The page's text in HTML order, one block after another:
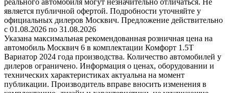
реального автомобиля могут незначительно отличаться. Не
является публичной офертой. Подробности уточняйте у
официальных дилеров Москвич. Предложение действительно
с 01.08.2026 по 31.08.2026
Указана максимальная рекомендованная розничная цена на
автомобиль Москвич 6 в комплектации Комфорт 1.5T
Вариатор 2024 года производства. Количество автомобилей у
дилеров ограничено. Информация о ценах, оборудовании и
технических характеристиках актуальна на момент
публикации. Производитель вправе вносить изменения в